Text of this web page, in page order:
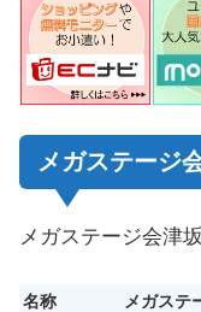
メガステージ
メガステージ会津
名称
メガステ